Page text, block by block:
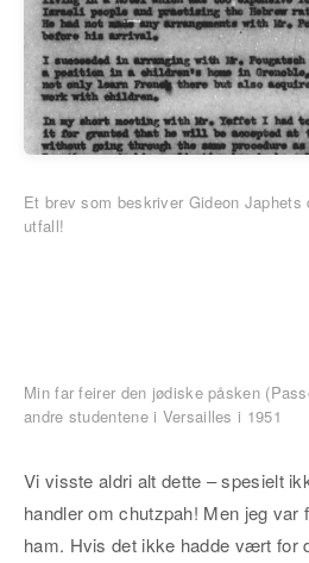
Et brev som beskriver Gideon
utfall!
Min far feirer den jødiske påsken
andre studentene i Versailles i 1951
Vi visste aldri alt dette – spesielt
handler om chutzpah! Men jeg var
ham. Hvis det ikke hadde vært for